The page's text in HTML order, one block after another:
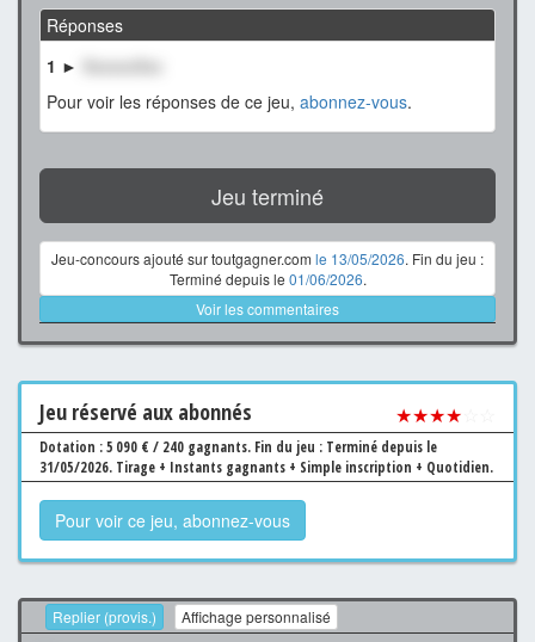
Réponses
1 ►
XxxxxxXxx
Pour voir les réponses de ce jeu, abonnez-vous.
Jeu terminé
Jeu-concours ajouté sur toutgagner.com le 13/05/2026. Fin du jeu :
Terminé depuis le 01/06/2026.
Voir les commentaires
Jeu réservé aux abonnés ★★★★
Dotation : 5 090 € / 240 gagnants. Fin du jeu : Terminé depuis le
31/05/2026. Tirage + Instants gagnants + Simple inscription + Quotidien.
Pour voir ce jeu, abonnez-vous
Replier (provis.) Affichage personnalisé